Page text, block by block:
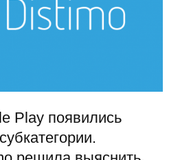
Play появились